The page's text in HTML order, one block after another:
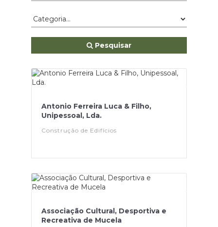
Pesquisar
Antonio Ferreira Luca & Filho,
Unipessoal, Lda.
Construção de Edifícios
Associação Cultural, Desportiva e
Recreativa de Mucela